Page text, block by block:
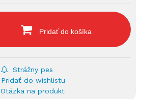
Pridať do košíka
Strážny pes
Pridať do wishlistu
Otázka na produkt